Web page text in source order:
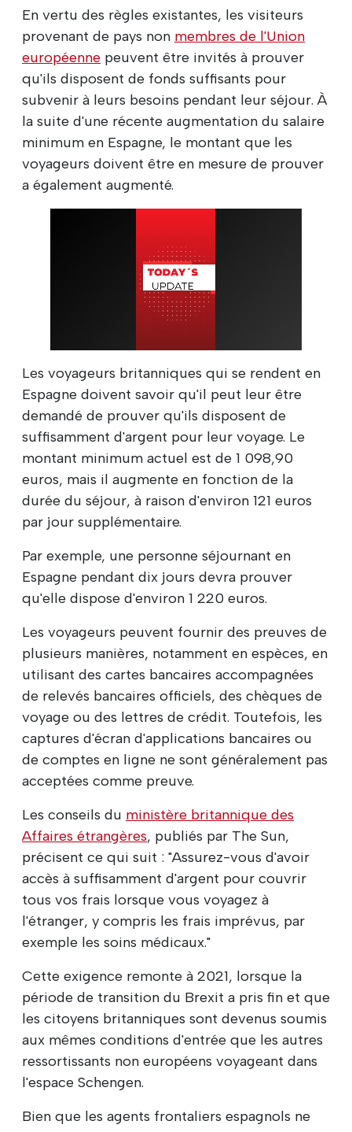
En vertu des règles existantes, les visiteurs
provenant de pays non membres de l'Union
européenne peuvent être invités à prouver
qu'ils disposent de fonds suffisants pour
subvenir à leurs besoins pendant leur séjour. À
la suite d'une récente augmentation du salaire
minimum en Espagne, le montant que les
voyageurs doivent être en mesure de prouver
a également augmenté.
Les voyageurs britanniques qui se rendent en
Espagne doivent savoir qu'il peut leur être
demandé de prouver qu'ils disposent de
suffisamment d'argent pour leur voyage. Le
montant minimum actuel est de 1 098,90
euros, mais il augmente en fonction de la
durée du séjour, à raison d'environ 121 euros
par jour supplémentaire.
Par exemple, une personne séjournant en
Espagne pendant dix jours devra prouver
qu'elle dispose d'environ 1 220 euros.
Les voyageurs peuvent fournir des preuves de
plusieurs manières, notamment en espèces, en
utilisant des cartes bancaires accompagnées
de relevés bancaires officiels, des chèques de
voyage ou des lettres de crédit. Toutefois, les
captures d'écran d'applications bancaires ou
de comptes en ligne ne sont généralement pas
acceptées comme preuve.
Les conseils du ministère britannique des
Affaires étrangères, publiés par The Sun,
précisent ce qui suit : "Assurez-vous d'avoir
accès à suffisamment d'argent pour couvrir
tous vos frais lorsque vous voyagez à
l'étranger, y compris les frais imprévus, par
exemple les soins médicaux."
Cette exigence remonte à 2021, lorsque la
période de transition du Brexit a pris fin et que
les citoyens britanniques sont devenus soumis
aux mêmes conditions d'entrée que les autres
ressortissants non européens voyageant dans
l'espace Schengen.
Bien que les agents frontaliers espagnols ne